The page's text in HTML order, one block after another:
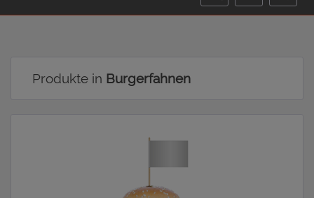
Produkte in Burgerfahnen